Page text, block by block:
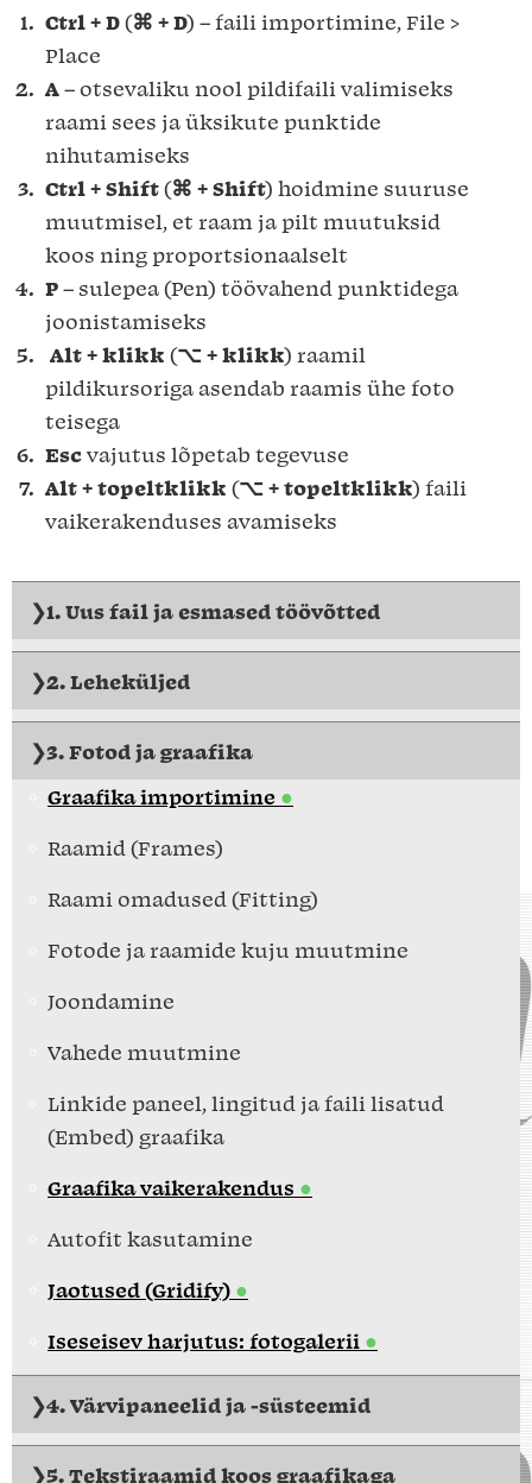
Ctrl + D(⌘ + D) – faili importimine, File >
Place
A– otsevaliku nool pildifaili valimiseks
raami sees ja üksikute punktide
nihutamiseks
Ctrl + Shift(⌘ + Shift) hoidmine suuruse
muutmisel, et raam ja pilt muutuksid
koos ning proportsionaalselt
P– sulepea (Pen) töövahend punktidega
joonistamiseks
Alt + klikk (⌥ + klikk) raamil
pildikursoriga asendab raamis ühe foto
teisega
Escvajutus lõpetab tegevuse
Alt + topeltklikk (⌥ + topeltklikk) faili
vaikerakenduses avamiseks
1. Uus fail ja esmased töövõtted
2. Leheküljed
3. Fotod ja graafika
Graafika importimine
Raamid (Frames)
Raami omadused (Fitting)
Fotode ja raamide kuju muutmine
Joondamine
Vahede muutmine
Linkide paneel, lingitud ja faili lisatud
(Embed) graafika
Graafika vaikerakendus
Autofit kasutamine
Jaotused (Gridify)
Iseseisev harjutus: fotogalerii
4. Värvipaneelid ja -süsteemid
5. Tekstiraamid koos graafikaga